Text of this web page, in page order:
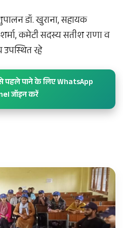
डॉ. खुराना, सहायक
कमेटी सदस्य सतीश राणा व
रहे
पहले पाने के लिए WhatsApp
जॉइन करें